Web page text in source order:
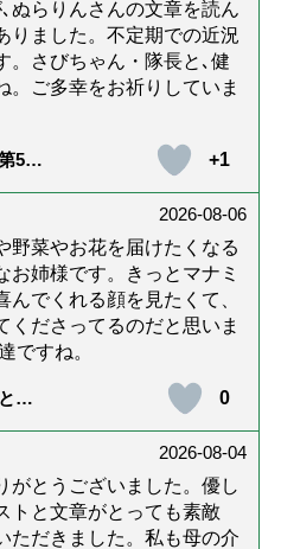
ぬらりんさんの文章を読ん
りました。不定期での近況
。さびちゃん・隊長と､健
。ご多幸をお祈りしていま
500
+1
2026-08-06
野菜やお花を届けたくなる
お姉様です。きっとマナミ
でくれる顔を見たくて、
くださってるのだと思いま
ですね。
介
0
2026-08-04
がとうございました。優し
トと文章がとっても素敵
ただきました。私も母の介